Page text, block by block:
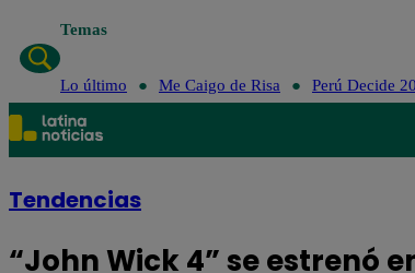
Temas
Lo último Me Caigo de Risa Perú Decide
Tendencias
“John Wick 4” se estrenó